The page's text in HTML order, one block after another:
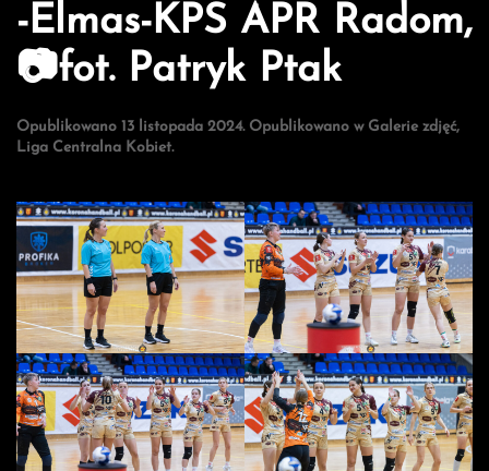
-Elmas-KPS APR Radom,
📷fot. Patryk Ptak
Opublikowano 13 listopada 2024. Opublikowano w Galerie zdjęć,
Liga Centralna Kobiet.